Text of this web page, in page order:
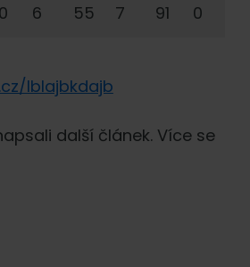
6
55
7
91
0
lblajbkdajb
další článek. Více se